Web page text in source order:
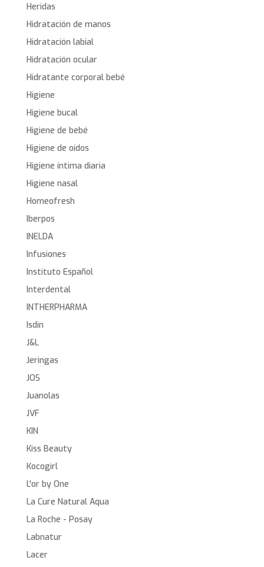
Heridas
Hidratación de manos
Hidratación labial
Hidratación ocular
Hidratante corporal bebé
Higiene
Higiene bucal
Higiene de bebé
Higiene de oídos
Higiene íntima diaria
Higiene nasal
Homeofresh
Iberpos
INELDA
Infusiones
Instituto Español
Interdental
INTHERPHARMA
Isdin
J&L
Jeringas
JOS
Juanolas
JVF
KIN
Kiss Beauty
Kocogirl
L'or by One
La Cure Natural Aqua
La Roche - Posay
Labnatur
Lacer